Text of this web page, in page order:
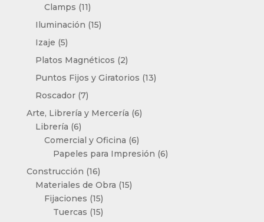
Clamps 1111
productos
Iluminación 1515
Izaje 55
productos
Platos Magnéticos 22
productos
Puntos Fijos y Giratorios 1313
Roscador 77
productos
Arte, Librería y Mercería 66
Librería 66
productos
Comercial y Oficina 66
productos
Papeles para Impresión 66
Construcción 1616
productos
Materiales de Obra 1515
Fijaciones 1515
productos
Tuercas 1515